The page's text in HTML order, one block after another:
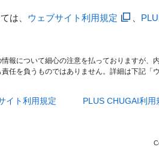
は、 ウェブサイト利用規定
報について細心の注意を払っておりますが
任を負うものではありません。詳細は下記「
イト利用規定 PLUS CHUGAI利用